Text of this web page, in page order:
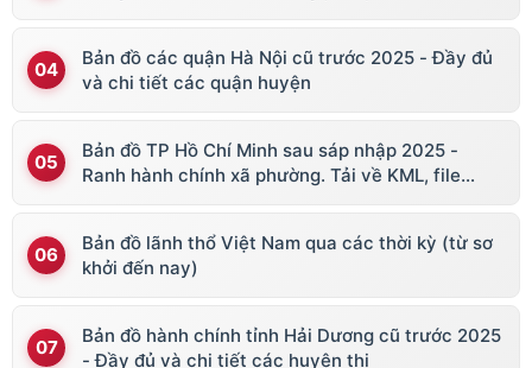
Bản đồ các quận Hà Nội cũ trước 2025 - Đầy đủ
và chi tiết các quận huyện
Bản đồ TP Hồ Chí Minh sau sáp nhập 2025 -
Ranh hành chính xã phường. Tải về KML, file
Bản đồ lãnh thổ Việt Nam qua các thời kỳ (từ sơ
khởi đến nay)
Bản đồ hành chính tỉnh Hải Dương cũ trước 2025
- Đầy đủ và chi tiết các huyện thị